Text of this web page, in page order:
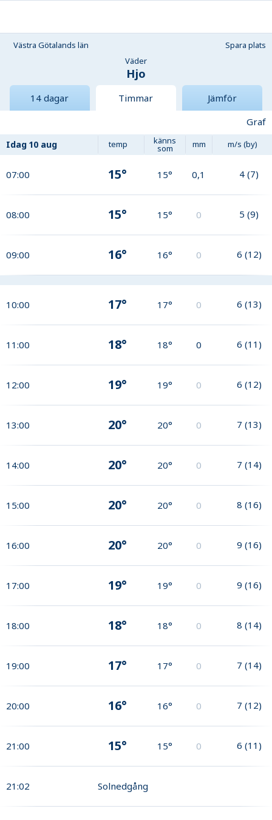
Västra Götalands län
Spara plats
Väder
Hjo
14 dagar Timmar
Jämför
Graf
Idag 10 aug temp känns
som mm m/s (by)
07:00 15° 15° 0,1 4 (7)
08:00 15° 15° 0 5 (9)
09:00 16° 16° 0 6 (12)
10:00 17° 17° 0 6 (13)
11:00 18° 18° 0 6 (11)
12:00 19° 19° 0 6 (12)
13:00 20° 20° 0 7 (13)
14:00 20° 20° 0 7 (14)
15:00 20° 20° 0 8 (16)
16:00 20° 20° 0 9 (16)
17:00 19° 19° 0 9 (16)
18:00 18° 18° 0 8 (14)
19:00 17° 17° 0 7 (14)
20:00 16° 16° 0 7 (12)
21:00 15° 15° 0 6 (11)
21:02 Solnedgång